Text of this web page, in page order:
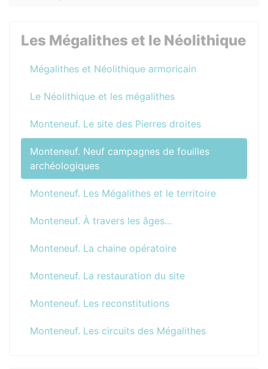
Les Mégalithes et le Néolithique
Mégalithes et Néolithique armoricain
Le Néolithique et les mégalithes
Monteneuf. Le site des Pierres droites
Monteneuf. Neuf campagnes de fouilles
archéologiques
Monteneuf. Les Mégalithes et le territoire
Monteneuf. À travers les âges...
Monteneuf. La chaine opératoire
Monteneuf. La restauration du site
Monteneuf. Les reconstitutions
Monteneuf. Les circuits des Mégalithes